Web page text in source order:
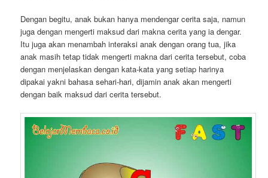
Dengan begitu, anak bukan hanya mendengar cerita saja, namun
juga dengan mengerti maksud dari makna cerita yang ia dengar.
Itu juga akan menambah interaksi anak dengan orang tua, jika
anak masih tetap tidak mengerti makna dari cerita tersebut, coba
dengan menjelaskan dengan kata-kata yang setiap harinya
dipakai yakni bahasa sehari-hari, dijamin anak akan mengerti
dengan baik maksud dari cerita tersebut.